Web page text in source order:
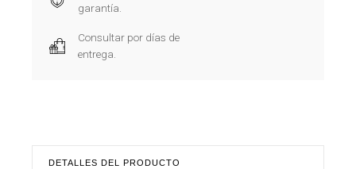
garantía.
Consultar por días de
entrega.
DETALLES DEL PRODUCTO